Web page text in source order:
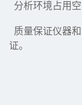
分析环境占用
质量保证仪器
证。